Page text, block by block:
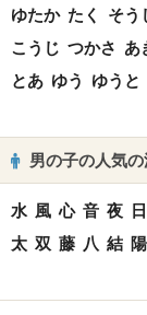
ゆたか たく そう
こうじ つかさ あ
とあ ゆう ゆうと
男の子の人気の
水 風 心 音 夜 日
太 双 藤 八 結 陽